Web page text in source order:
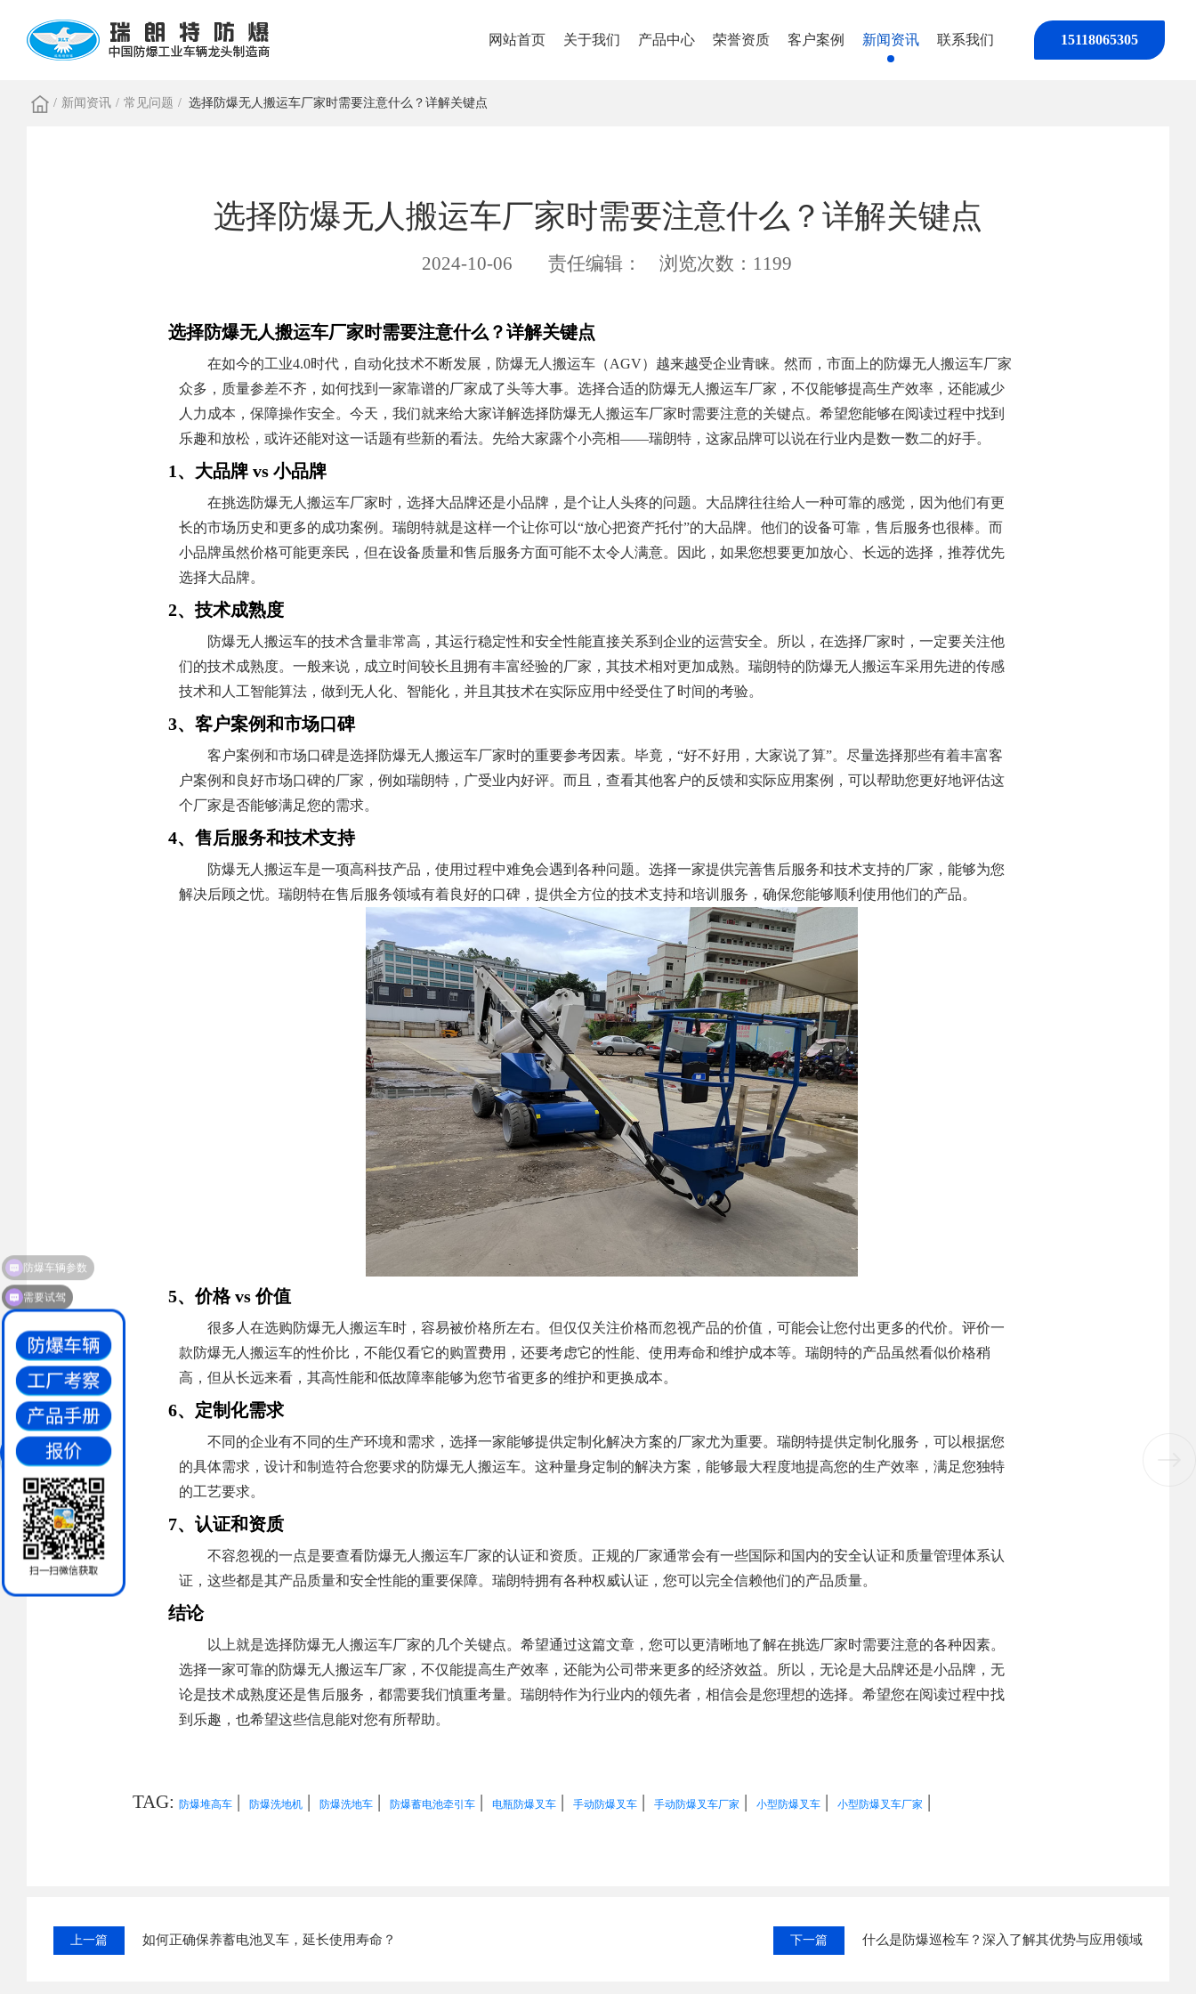
网站首页 关于我们 产品中心 荣誉资质 客户案例 新闻资讯 联系我们 15118065305
/ 新闻资讯 / 常见问题 / 选择防爆无人搬运车厂家时需要注意什么？详解关键点
选择防爆无人搬运车厂家时需要注意什么？详解关键点
2024-10-06 责任编辑： 浏览次数：1199
选择防爆无人搬运车厂家时需要注意什么？详解关键点
在如今的工业4.0时代，自动化技术不断发展，防爆无人搬运车（AGV）越来越受企业青睐。然而，市面上的防爆无人搬运车厂家
众多，质量参差不齐，如何找到一家靠谱的厂家成了头等大事。选择合适的防爆无人搬运车厂家，不仅能够提高生产效率，还能减少
人力成本，保障操作安全。今天，我们就来给大家详解选择防爆无人搬运车厂家时需要注意的关键点。希望您能够在阅读过程中找到
乐趣和放松，或许还能对这一话题有些新的看法。先给大家露个小亮相——瑞朗特，这家品牌可以说在行业内是数一数二的好手。
1、大品牌 vs 小品牌
在挑选防爆无人搬运车厂家时，选择大品牌还是小品牌，是个让人头疼的问题。大品牌往往给人一种可靠的感觉，因为他们有更
长的市场历史和更多的成功案例。瑞朗特就是这样一个让你可以“放心把资产托付”的大品牌。他们的设备可靠，售后服务也很棒。而
小品牌虽然价格可能更亲民，但在设备质量和售后服务方面可能不太令人满意。因此，如果您想要更加放心、长远的选择，推荐优先
选择大品牌。
2、技术成熟度
防爆无人搬运车的技术含量非常高，其运行稳定性和安全性能直接关系到企业的运营安全。所以，在选择厂家时，一定要关注他
们的技术成熟度。一般来说，成立时间较长且拥有丰富经验的厂家，其技术相对更加成熟。瑞朗特的防爆无人搬运车采用先进的传感
技术和人工智能算法，做到无人化、智能化，并且其技术在实际应用中经受住了时间的考验。
3、客户案例和市场口碑
客户案例和市场口碑是选择防爆无人搬运车厂家时的重要参考因素。毕竟，“好不好用，大家说了算”。尽量选择那些有着丰富客
户案例和良好市场口碑的厂家，例如瑞朗特，广受业内好评。而且，查看其他客户的反馈和实际应用案例，可以帮助您更好地评估这
个厂家是否能够满足您的需求。
4、售后服务和技术支持
防爆无人搬运车是一项高科技产品，使用过程中难免会遇到各种问题。选择一家提供完善售后服务和技术支持的厂家，能够为您
解决后顾之忧。瑞朗特在售后服务领域有着良好的口碑，提供全方位的技术支持和培训服务，确保您能够顺利使用他们的产品。
5、价格 vs 价值
很多人在选购防爆无人搬运车时，容易被价格所左右。但仅仅关注价格而忽视产品的价值，可能会让您付出更多的代价。评价一
款防爆无人搬运车的性价比，不能仅看它的购置费用，还要考虑它的性能、使用寿命和维护成本等。瑞朗特的产品虽然看似价格稍
高，但从长远来看，其高性能和低故障率能够为您节省更多的维护和更换成本。
6、定制化需求
不同的企业有不同的生产环境和需求，选择一家能够提供定制化解决方案的厂家尤为重要。瑞朗特提供定制化服务，可以根据您
的具体需求，设计和制造符合您要求的防爆无人搬运车。这种量身定制的解决方案，能够最大程度地提高您的生产效率，满足您独特
的工艺要求。
7、认证和资质
不容忽视的一点是要查看防爆无人搬运车厂家的认证和资质。正规的厂家通常会有一些国际和国内的安全认证和质量管理体系认
证，这些都是其产品质量和安全性能的重要保障。瑞朗特拥有各种权威认证，您可以完全信赖他们的产品质量。
结论
以上就是选择防爆无人搬运车厂家的几个关键点。希望通过这篇文章，您可以更清晰地了解在挑选厂家时需要注意的各种因素。
选择一家可靠的防爆无人搬运车厂家，不仅能提高生产效率，还能为公司带来更多的经济效益。所以，无论是大品牌还是小品牌，无
论是技术成熟度还是售后服务，都需要我们慎重考量。瑞朗特作为行业内的领先者，相信会是您理想的选择。希望您在阅读过程中找
到乐趣，也希望这些信息能对您有所帮助。
TAG: 防爆堆高车 | 防爆洗地机 | 防爆洗地车 | 防爆蓄电池牵引车 | 电瓶防爆叉车 | 手动防爆叉车 | 手动防爆叉车厂家 | 小型防爆叉车 | 小型防爆叉车厂家 |
上一篇 如何正确保养蓄电池叉车，延长使用寿命？ 下一篇 什么是防爆巡检车？深入了解其优势与应用领域
需要试驾